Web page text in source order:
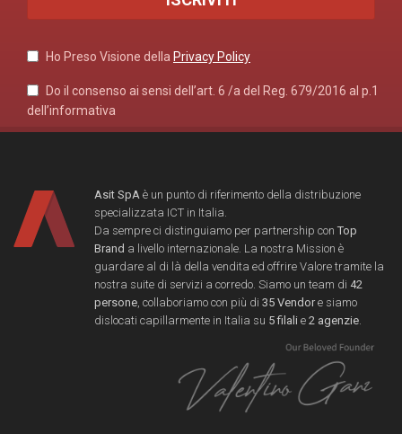
Ho Preso Visione della Privacy Policy
Do il consenso ai sensi dell’art. 6 /a del Reg. 679/2016 al p.1
dell’informativa
Asit SpA è un punto di riferimento della distribuzione
specializzata ICT in Italia.
Da sempre ci distinguiamo per partnership con Top
Brand a livello internazionale. La nostra Mission è
guardare al di là della vendita ed offrire Valore tramite la
nostra suite di servizi a corredo. Siamo un team di 42
persone, collaboriamo con più di 35 Vendore siamo
dislocati capillarmente in Italia su 5 filali e 2 agenzie.